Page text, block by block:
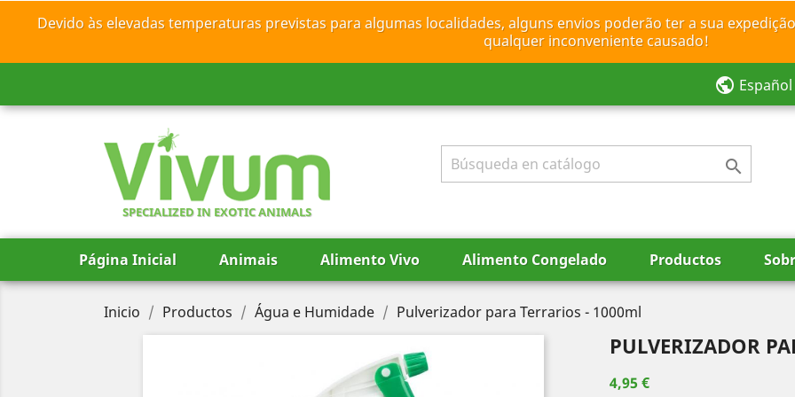
Devido às elevadas temperaturas previstas para algumas localidades, alguns envios poderão ter a sua
qualquer inconveniente causado!
public Español
SPECIALIZED IN EXOTIC ANIMALS

Página Inicial Animais Alimento Vivo Alimento Congelado Productos
Inicio Productos Água e Humidade Pulverizador para Terrarios - 1000ml
PULVERIZADOR
4,95 €